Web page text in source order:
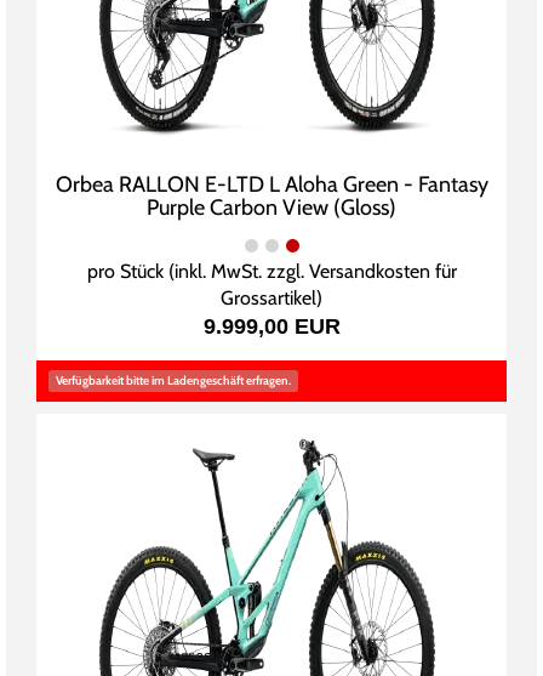
Orbea RALLON E-LTD L Aloha Green - Fantasy
Purple Carbon View (Gloss)
pro Stück (inkl. MwSt. zzgl. Versandkosten für
Grossartikel)
9.999,00 EUR
Verfügbarkeit bitte im Ladengeschäft erfragen.